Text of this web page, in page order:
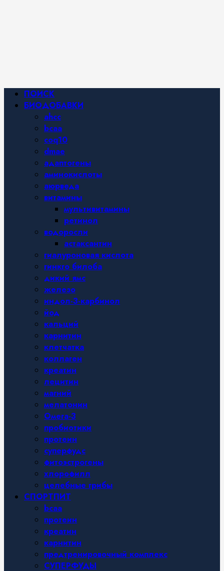
Основное
меню
ПОИСК
БИОДОБАВКИ
ahcc
bcaa
coq10
dmae
адаптогены
аминокислоты
аюрведа
витамины
мультивитамины
ретинол
водоросли
астаксантин
гиалуроновая кислота
гинкго билоба
дикий ямс
железо
индол-3-карбинол
йод
кальций
карнитин
клетчатка
коллаген
креатин
лецитин
магний
мелатонин
Омега-3
пробиотики
протеин
суперфудс
фитоэстрогены
хлорофилл
целебные грибы
СПОРТПИТ
bcaa
протеин
креатин
карнитин
предтренировочный комплекс
СУПЕРФУДЫ